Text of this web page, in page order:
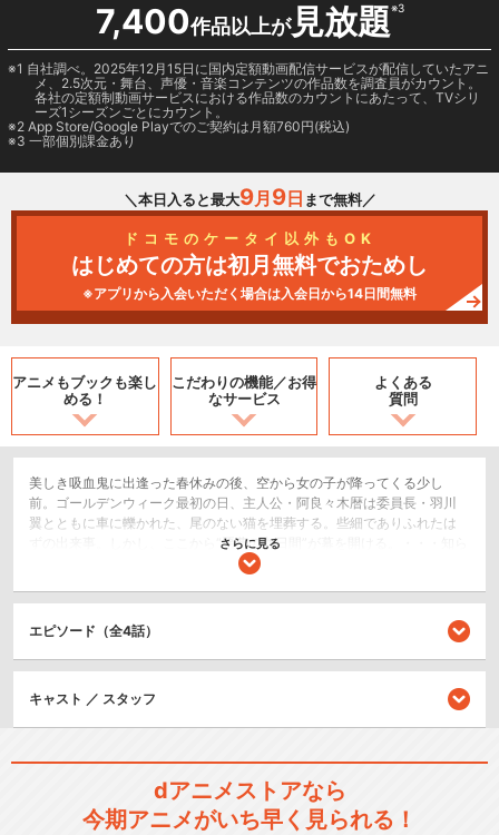
7,400作品以上が見放題※3
1 自社調べ。2025年12月15日に国内定額動画配信サービスが配信していたアニ
メ、2.5次元・舞台、声優・音楽コンテンツの作品数を調査員がカウント。
各社の定額制動画サービスにおける作品数のカウントにあたって、TVシリ
ーズ1シーズンごとにカウント。
2 App Store/Google Playでのご契約は月額760円(税込)
3 一部個別課金あり
＼本日入ると最大9月 9日 まで無料／
ドコモのケータイ以外もOK
はじめての方は初月無料でおためし
※アプリから入会いただく場合は入会日から14日間無料
アニメもブックも楽し
める！
こだわりの機能／お得
なサービス
よくある
質問
美しき吸血鬼に出逢った春休みの後、空から女の子が降ってくる少し
前。ゴールデンウィーク最初の日、主人公・阿良々木暦は委員長・羽川
翼とともに車に轢かれた、尾のない猫を埋葬する。些細でありふれたは
ずの出来事。しかし、ここから“悪夢の九日間”が幕を開ける。・・・知ら
SF/ファンタジー
ホラー/サスペンス/推理
恋愛/ラブコメ
化物語
さらに見る
エピソード（全4話）
キャスト ／ スタッフ
dアニメストアなら
今期アニメがいち早く見られる！